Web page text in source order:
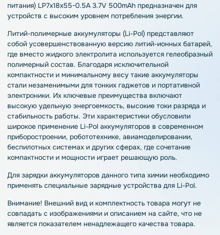
питания) LP7x18x55-0.5A 3.7V 500mAh предназначен для
устройств с высоким уровнем потребления энергии.
Литий-полимерные аккумуляторы (Li-Pol) представляют
собой усовершенствованную версию литий-ионных батарей,
где вместо жидкого электролита используется гелеобразный
полимерный состав. Благодаря исключительной
компактности и минимальному весу такие аккумуляторы
стали незаменимыми для тонких гаджетов и портативной
электроники. Их ключевые преимущества включают
высокую удельную энергоемкость, высокие токи разряда и
стабильность работы. Эти характеристики обусловили
широкое применение Li-Pol аккумуляторов в современном
приборостроении, робототехнике, авиамоделировании,
беспилотных системах и других сферах, где сочетание
компактности и мощности играет решающую роль.
Для зарядки аккумуляторов данного типа химии необходимо
применять специальные зарядные устройства для Li-Pol.
Внимание! Внешний вид и комплектность товара могут не
совпадать с изображениями и описанием на сайте, что не
является показателем ненадлежащего качества товара.